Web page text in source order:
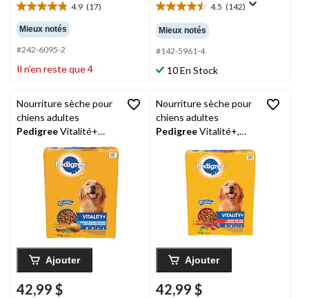
4.9 (17)
4.9
étoile(s)
sur
5.
17
Mieux notés
#242-6095-2
Il n’en reste que 4
4.5 (142)
4.5
étoile(s)
sur
5.
142
évaluations
Mieux notés
#142-5961-4
10 En Stock
Nourriture sèche pour
chiens adultes
PedigreeVitalité+
original poulet rôti et
légumes, 14 kg
Ajouter
42,99 $
Nourriture sèche pour
chiens adultes
PedigreeVitalité+,
légumes, 14 kg
Ajouter
42,99 $